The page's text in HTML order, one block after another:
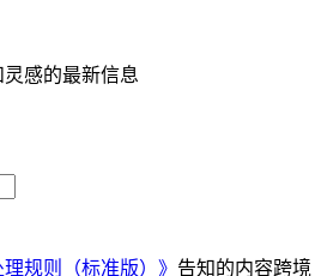
感的最新信息
理规则（标准版）》 告知的内容跨境